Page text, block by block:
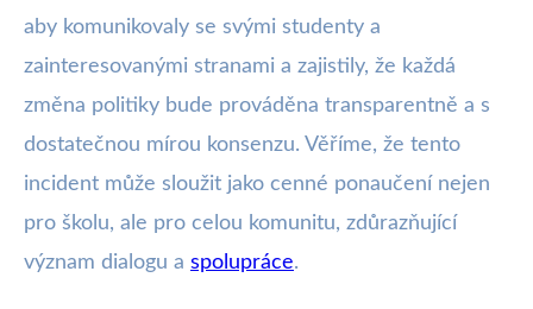
aby komunikovaly se svými studenty a
zainteresovanými stranami a zajistily, že každá
změna politiky bude prováděna transparentně a s
dostatečnou mírou konsenzu. Věříme, že tento
incident může sloužit jako cenné ponaučení nejen
pro školu, ale pro celou komunitu, zdůrazňující
význam dialogu a spolupráce.